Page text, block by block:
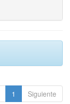
1 Siguiente